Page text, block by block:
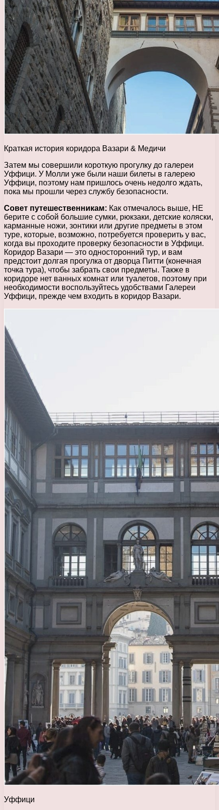
Краткая история коридора Вазари & Медичи
Затем мы совершили короткую прогулку до галереи
Уффици. У Молли уже были наши билеты в галерею
Уффици, поэтому нам пришлось очень недолго ждать,
пока мы прошли через службу безопасности.
Совет путешественникам: Как отмечалось выше, НЕ
берите с собой большие сумки, рюкзаки, детские коляски,
карманные ножи, зонтики или другие предметы в этом
туре, которые, возможно, потребуется проверить у вас,
когда вы проходите проверку безопасности в Уффици.
Коридор Вазари — это односторонний тур, и вам
предстоит долгая прогулка от дворца Питти (конечная
точка тура), чтобы забрать свои предметы. Также в
коридоре нет ванных комнат или туалетов, поэтому при
необходимости воспользуйтесь удобствами Галереи
Уффици, прежде чем входить в коридор Вазари.
Уффици